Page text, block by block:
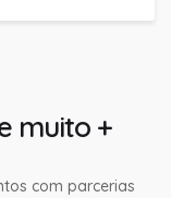
muito +
com parcerias